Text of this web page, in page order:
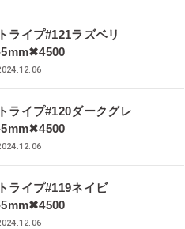
ライプ#121ラズベリ
5mm✖︎4500
ライプ#120ダークグレ
5mm✖︎4500
ライプ#119ネイビ
5mm✖︎4500